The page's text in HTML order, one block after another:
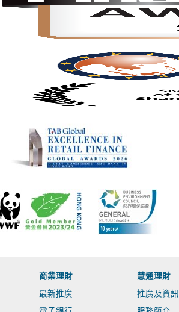
商業理財
最新推廣
慧通理財
推廣及資訊